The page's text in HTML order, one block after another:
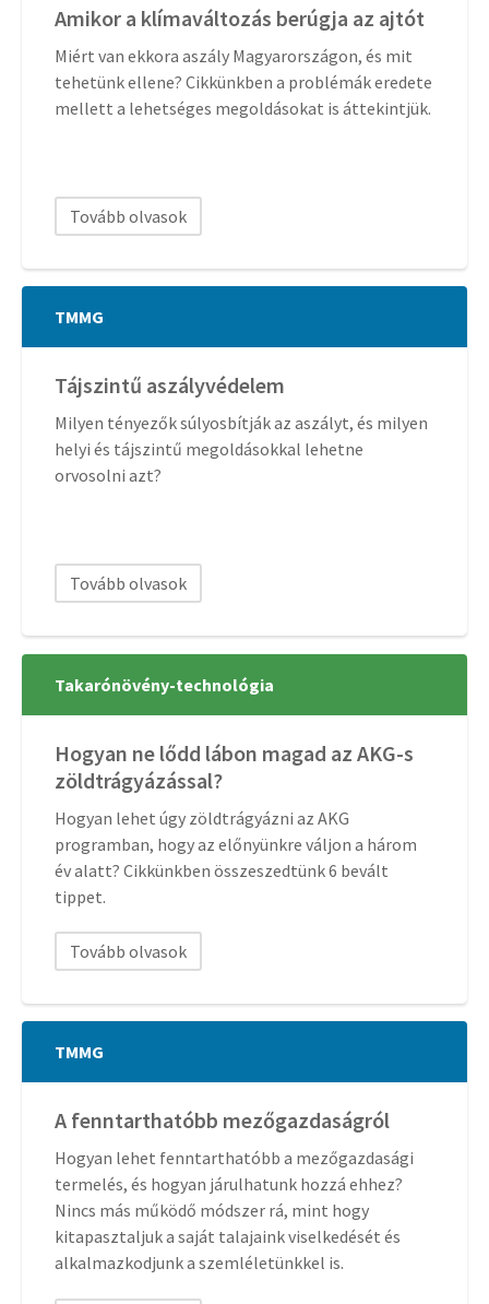
Amikor a klímaváltozás berúgja az ajtót
Miért van ekkora aszály Magyarországon, és mit
tehetünk ellene? Cikkünkben a problémák eredete
mellett a lehetséges megoldásokat is áttekintjük.
Tovább olvasok
TMMG
Tájszintű aszályvédelem
Milyen tényezők súlyosbítják az aszályt, és milyen
helyi és tájszintű megoldásokkal lehetne
orvosolni azt?
Tovább olvasok
Takarónövény-technológia
Hogyan ne lődd lábon magad az AKG-s
zöldtrágyázással?
Hogyan lehet úgy zöldtrágyázni az AKG
programban, hogy az előnyünkre váljon a három
év alatt? Cikkünkben összeszedtünk 6 bevált
tippet.
Tovább olvasok
TMMG
A fenntarthatóbb mezőgazdaságról
Hogyan lehet fenntarthatóbb a mezőgazdasági
termelés, és hogyan járulhatunk hozzá ehhez?
Nincs más működő módszer rá, mint hogy
kitapasztaljuk a saját talajaink viselkedését és
alkalmazkodjunk a szemléletünkkel is.